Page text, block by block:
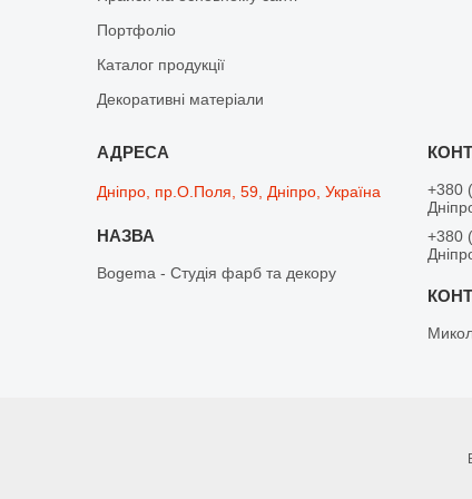
Портфоліо
Каталог продукції
Декоративні матеріали
Дніпро, пр.О.Поля, 59, Дніпро, Україна
Bogema - Студія фарб та декору
+380
+380